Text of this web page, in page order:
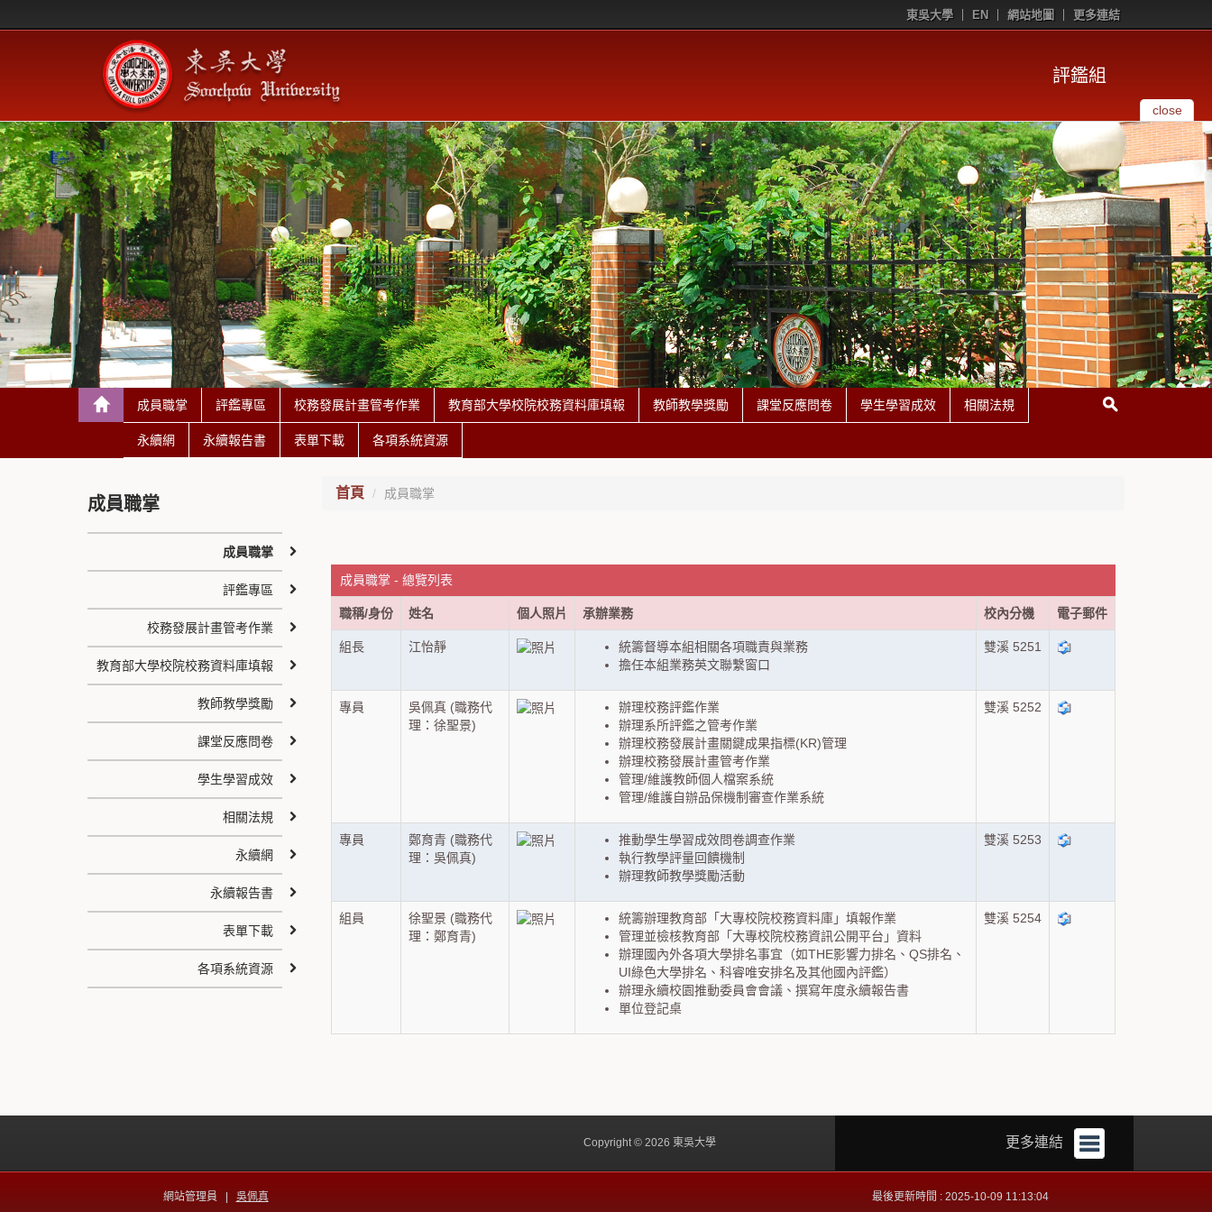
東吳大學 EN 網站地圖 更多連結
評鑑組
close
成員職掌 評鑑專區 校務發展計畫管考作業 教育部大學校院校務資料庫填報 教師教學獎勵 課堂反應問卷 學生學習成效 相關法規
永續網 永續報告書 表單下載 各項系統資源
首頁 成員職掌
成員職掌 - 總覽列表
職稱/身份 姓名 個人照片 承辦業務 校內分機 電子郵件
組長 江怡靜
統籌督導本組相關各項職責與業務
擔任本組業務英文聯繫窗口
雙溪 5251
專員
吳佩真 (職務代
理：徐聖景)
辦理校務評鑑作業
辦理系所評鑑之管考作業
辦理校務發展計畫關鍵成果指標(KR)管理
辦理校務發展計畫管考作業
管理/維護教師個人檔案系統
管理/維護自辦品保機制審查作業系統
雙溪 5252
專員
鄭育青 (職務代
理：吳佩真)
推動學生學習成效問卷調查作業
執行教學評量回饋機制
辦理教師教學獎勵活動
雙溪 5253
組員
徐聖景 (職務代
理：鄭育青)
統籌辦理教育部「大專校院校務資料庫」填報作業
管理並檢核教育部「大專校院校務資訊公開平台」資料
辦理國內外各項大學排名事宜（如THE影響力排名、QS排名、
UI綠色大學排名、科睿唯安排名及其他國內評鑑）
辦理永續校園推動委員會會議、撰寫年度永續報告書
單位登記桌
雙溪 5254
成員職掌
成員職掌
評鑑專區
校務發展計畫管考作業
教育部大學校院校務資料庫填報
教師教學獎勵
課堂反應問卷
學生學習成效
相關法規
永續網
永續報告書
表單下載
各項系統資源
更多連結
Copyright © 2026 東吳大學
網站管理員 | 吳佩真 最後更新時間 : 2025-10-09 11:13:04